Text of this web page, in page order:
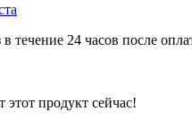
в течение 24 часов после
этот продукт сейчас!